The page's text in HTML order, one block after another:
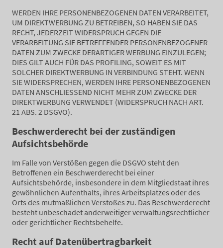
WERDEN IHRE PERSONENBEZOGENEN DATEN VERARBEITET,
UM DIREKTWERBUNG ZU BETREIBEN, SO HABEN SIE DAS
RECHT, JEDERZEIT WIDERSPRUCH GEGEN DIE
VERARBEITUNG SIE BETREFFENDER PERSONENBEZOGENER
DATEN ZUM ZWECKE DERARTIGER WERBUNG EINZULEGEN;
DIES GILT AUCH FÜR DAS PROFILING, SOWEIT ES MIT
SOLCHER DIREKTWERBUNG IN VERBINDUNG STEHT. WENN
SIE WIDERSPRECHEN, WERDEN IHRE PERSONENBEZOGENEN
DATEN ANSCHLIESSEND NICHT MEHR ZUM ZWECKE DER
DIREKTWERBUNG VERWENDET (WIDERSPRUCH NACH ART.
21 ABS. 2 DSGVO).
Beschwerderecht bei der zuständigen
Aufsichtsbehörde
Im Falle von Verstößen gegen die DSGVO steht den
Betroffenen ein Beschwerderecht bei einer
Aufsichtsbehörde, insbesondere in dem Mitgliedstaat ihres
gewöhnlichen Aufenthalts, ihres Arbeitsplatzes oder des
Orts des mutmaßlichen Verstoßes zu. Das Beschwerderecht
besteht unbeschadet anderweitiger verwaltungsrechtlicher
oder gerichtlicher Rechtsbehelfe.
Recht auf Datenübertragbarkeit